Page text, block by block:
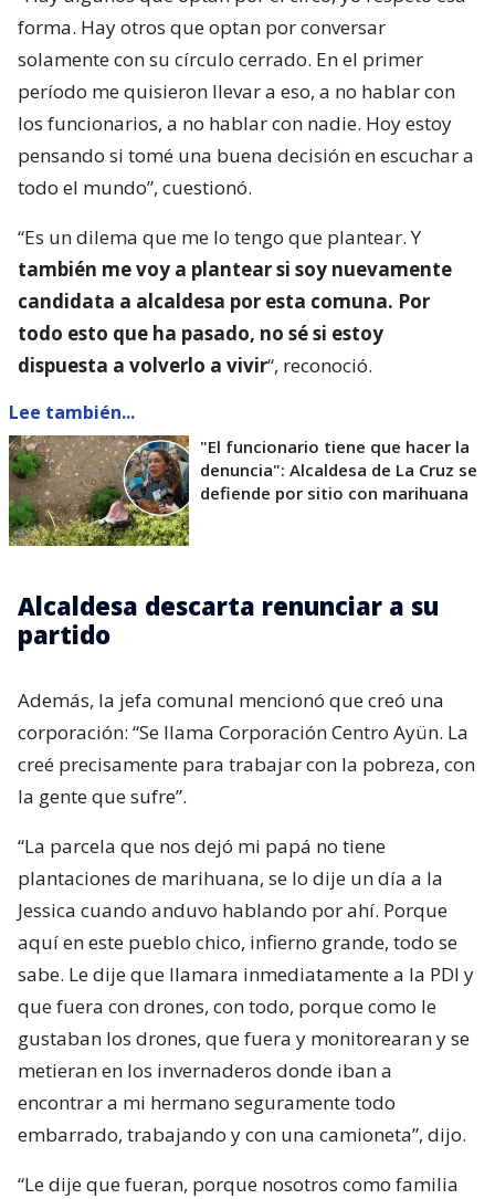
forma. Hay otros que optan por conversar
solamente con su círculo cerrado. En el primer
período me quisieron llevar a eso, a no hablar con
los funcionarios, a no hablar con nadie. Hoy estoy
pensando si tomé una buena decisión en escuchar a
todo el mundo”, cuestionó.
“Es un dilema que me lo tengo que plantear. Y
también me voy a plantear si soy nuevamente
candidata a alcaldesa por esta comuna. Por
todo esto que ha pasado, no sé si estoy
dispuesta a volverlo a vivir“, reconoció.
Lee también...
"El funcionario tiene que hacer la
denuncia": Alcaldesa de La Cruz se
defiende por sitio con marihuana
Alcaldesa descarta renunciar a su
partido
Además, la jefa comunal mencionó que creó una
corporación: “Se llama Corporación Centro Ayün. La
creé precisamente para trabajar con la pobreza, con
la gente que sufre”.
“La parcela que nos dejó mi papá no tiene
plantaciones de marihuana, se lo dije un día a la
Jessica cuando anduvo hablando por ahí. Porque
aquí en este pueblo chico, infierno grande, todo se
sabe. Le dije que llamara inmediatamente a la PDI y
que fuera con drones, con todo, porque como le
gustaban los drones, que fuera y monitorearan y se
metieran en los invernaderos donde iban a
encontrar a mi hermano seguramente todo
embarrado, trabajando y con una camioneta”, dijo.
“Le dije que fueran, porque nosotros como familia